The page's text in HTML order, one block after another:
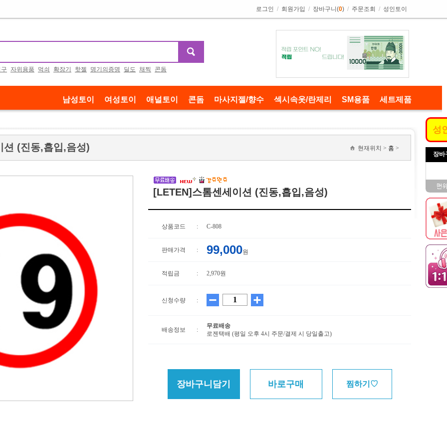
로그인 / 회원가입 / 장바구니(0) / 주문조회 / 성인토이
자위용품 먹쇠 확장기 핫젤 명기의증명 딜도 채찍 콘돔
남성토이 여성토이 애널토이 콘돔 마사지젤/향수 섹시속옷/란제리 SM용품 세트제품
(진동,흡입,음성) 현재위치 > 홈 >
[LETEN]스톰센세이션 (진동,흡입,음성)
상품코드 : C-808
판매가격 : 99,000원
적립금 : 2,970원
신청수량 :
배송정보 :
무료배송
로젠택배 (평일 오후 4시 주문/결제 시 당일출고)
성
장바